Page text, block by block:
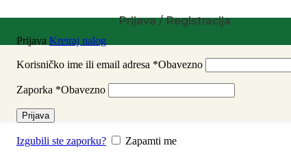
Prijava / Registracija
Prijava Kreiraj nalog
Korisničko ime ili email adresa *Obavezno
Zaporka *Obavezno
Prijava
Izgubili ste zaporku? Zapamti me